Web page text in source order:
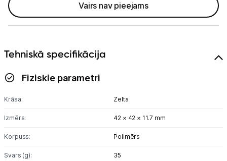
Izklaide un atpūta
GPS
Elektrostacijas un saules paneļi
Zāles pļāvēji roboti
Sadzīves tehnika
Vairs nav pieejams
Tehniskā specifikācija
Fiziskie parametri
Krāsa: Zelta
Izmērs: 42 × 42 × 11.7 mm
Korpuss: Polimērs
Svars (g): 35